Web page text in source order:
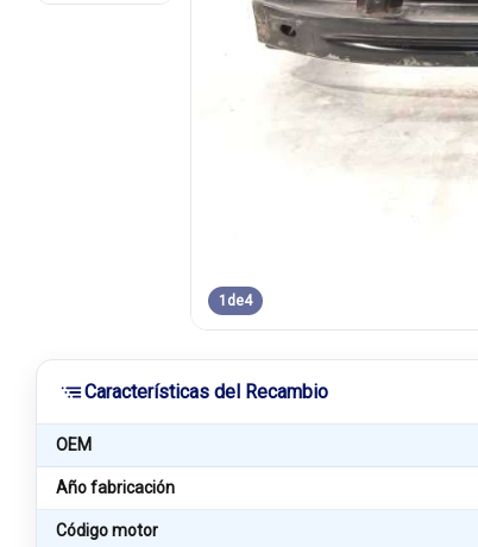
1 de4
Características del Recambio
OEM
Año fabricación
Código motor